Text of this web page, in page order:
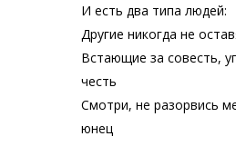
И есть два типа людей:
Другие никогда не
Встающие за совесть,
честь
Смотри, не разорвись
юнец